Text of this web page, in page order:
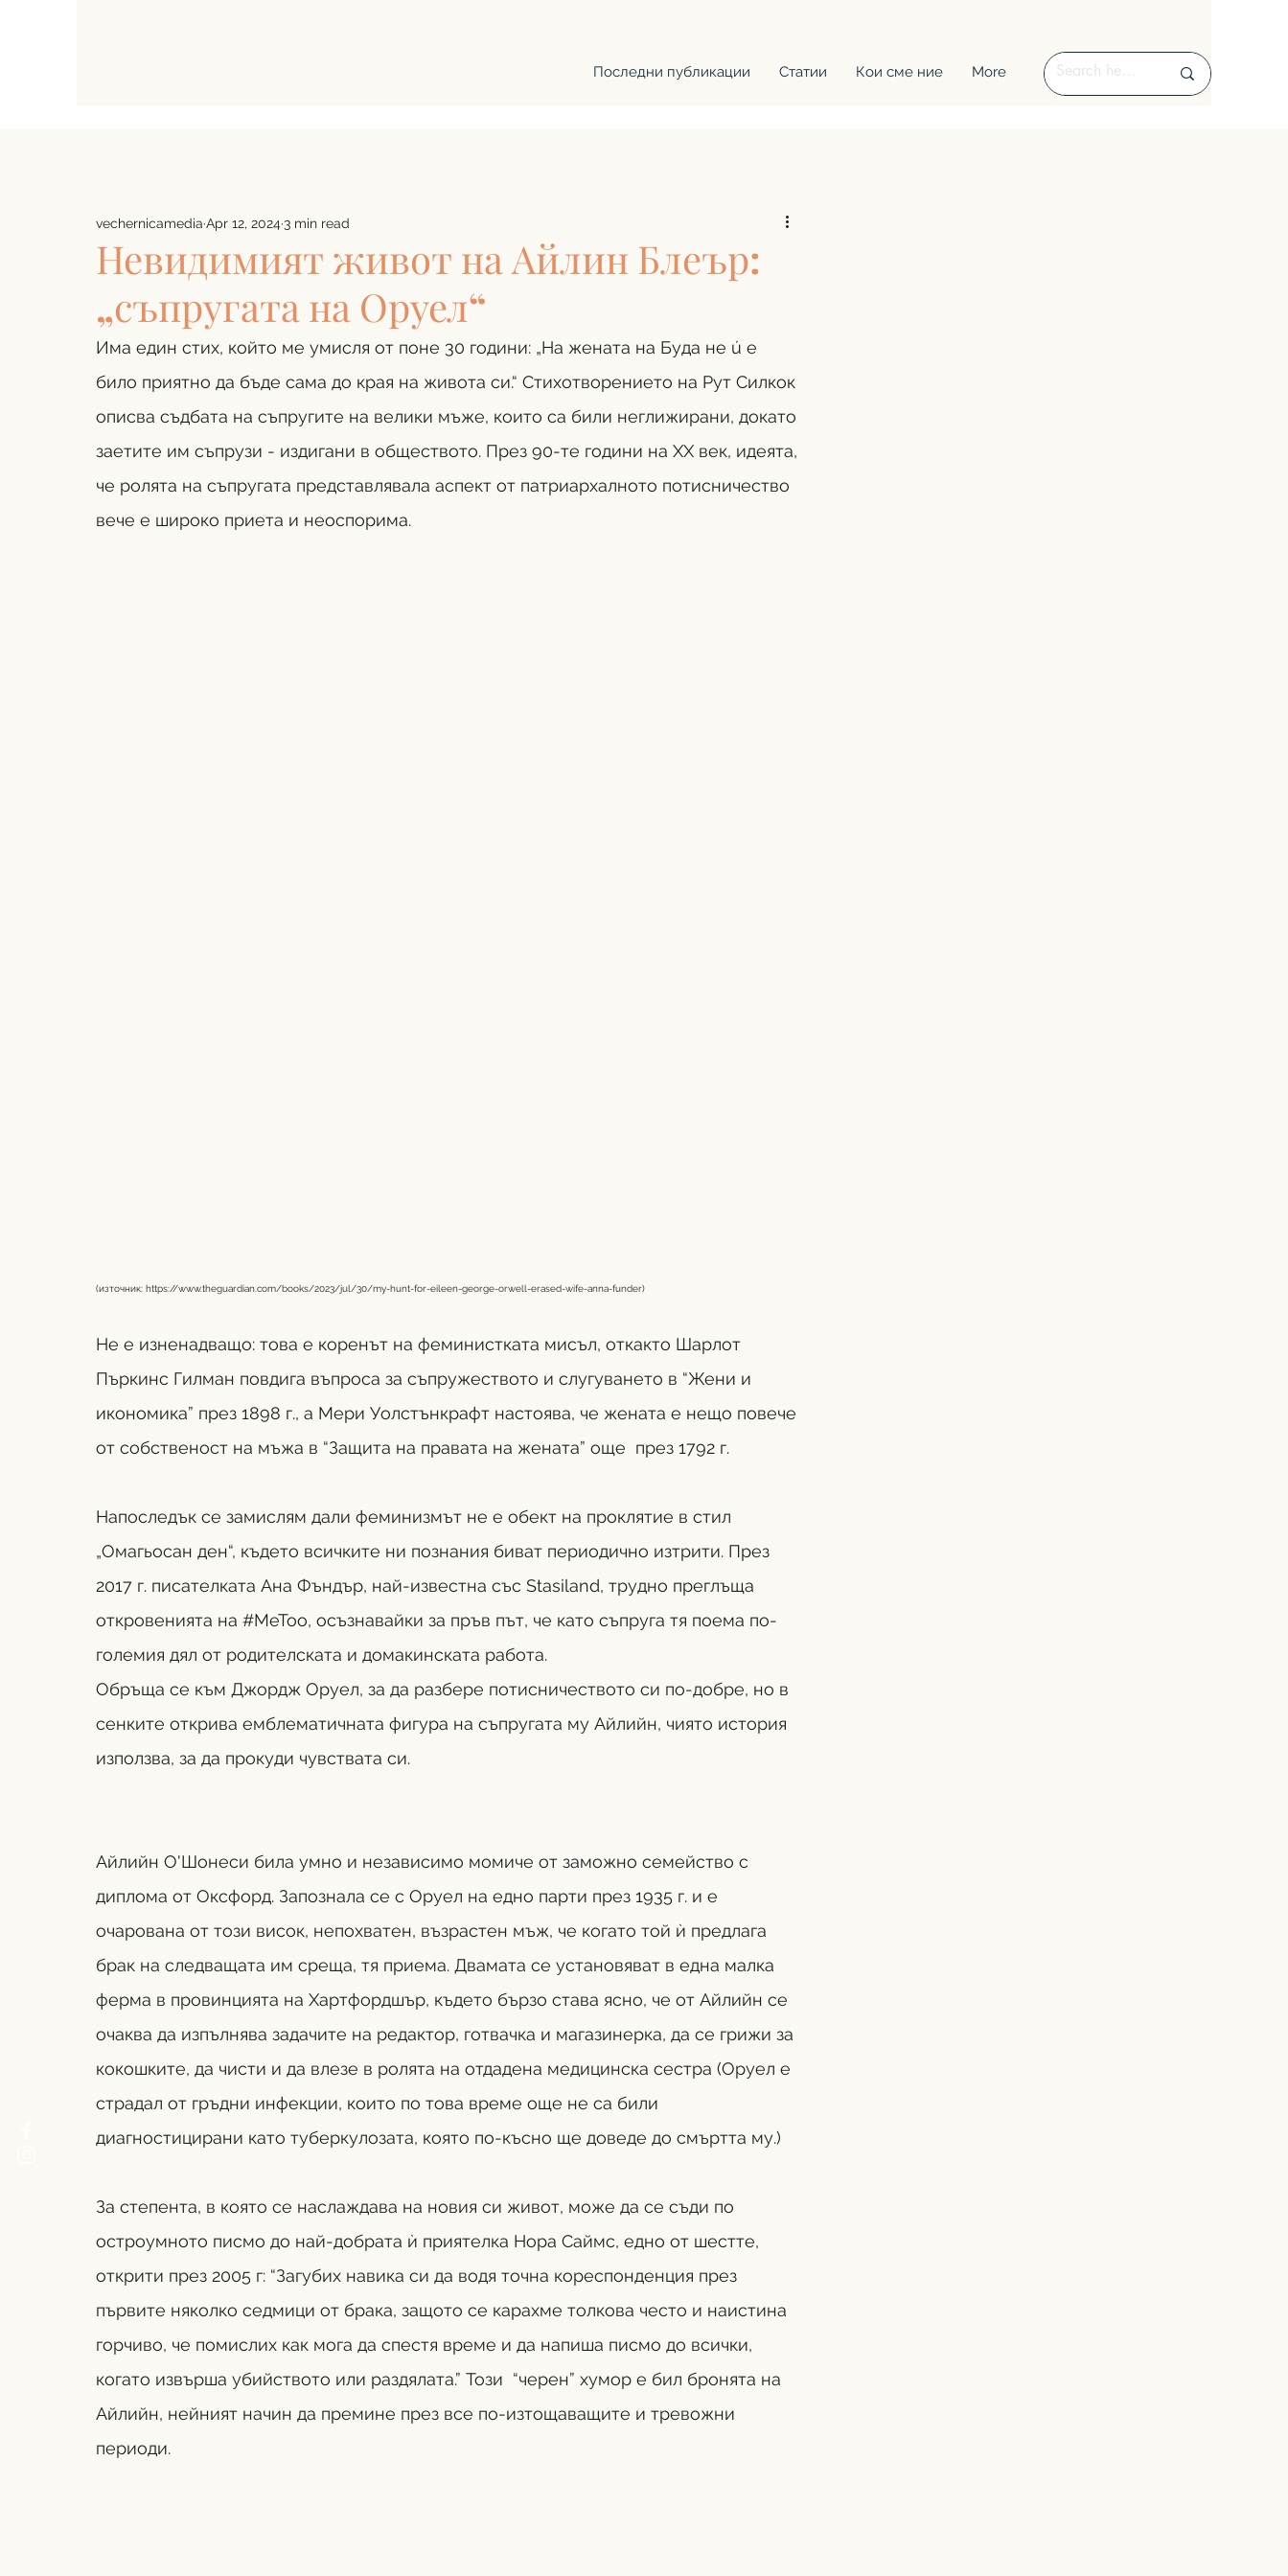
Последни публикации Статии Кои сме ние More
Невидимият живот на Айлин Блеър:
„съпругата на Оруел“
vechernicamedia Apr 12, 2024 3 min read
Има един стих, който ме умисля от поне 30 години: „На жената на Буда не ú е
било приятно да бъде сама до края на живота си.“ Стихотворението на Рут Силкок
описва съдбата на съпругите на велики мъже, които са били неглижирани, докато
заетите им съпрузи - издигани в обществото. През 90-те години на ХХ век, идеята,
че ролята на съпругата представлявала аспект от патриархалното потисничество
вече е широко приета и неоспорима.
(източник: https://www.theguardian.com/books/2023/jul/30/my-hunt-for-eileen-george-orwell-erased-wife-anna-funder)
Не е изненадващо: това е коренът на феминистката мисъл, откакто Шарлот
Пъркинс Гилман повдига въпроса за съпружеството и слугуването в “Жени и
икономика” през 1898 г., а Мери Уолстънкрафт настоява, че жената е нещо повече
от собственост на мъжа в “Защита на правата на жената” още  през 1792 г.
Напоследък се замислям дали феминизмът не е обект на проклятие в стил
„Омагьосан ден“, където всичките ни познания биват периодично изтрити. През
2017 г. писателката Ана Фъндър, най-известна със Stasiland, трудно преглъща
откровенията на #MeToo, осъзнавайки за пръв път, че като съпруга тя поема по-
големия дял от родителската и домакинската работа.
Обръща се към Джордж Оруел, за да разбере потисничеството си по-добре, но в
сенките открива емблематичната фигура на съпругата му Айлийн, чиято история
използва, за да прокуди чувствата си.
Айлийн О'Шонеси била умно и независимо момиче от заможно семейство с
диплома от Оксфорд. Запознала се с Оруел на едно парти през 1935 г. и е
очарована от този висок, непохватен, възрастен мъж, че когато той ѝ предлага
брак на следващата им среща, тя приема. Двамата се установяват в една малка
ферма в провинцията на Хартфордшър, където бързо става ясно, че от Айлийн се
очаква да изпълнява задачите на редактор, готвачка и магазинерка, да се грижи за
кокошките, да чисти и да влезе в ролята на отдадена медицинска сестра (Оруел е
страдал от гръдни инфекции, които по това време още не са били
диагностицирани като туберкулозата, която по-късно ще доведе до смъртта му.)
За степента, в която се наслаждава на новия си живот, може да се съди по
остроумното писмо до най-добрата ѝ приятелка Нора Саймс, едно от шестте,
открити през 2005 г: “Загубих навика си да водя точна кореспонденция през
първите няколко седмици от брака, защото се карахме толкова често и наистина
горчиво, че помислих как мога да спестя време и да напиша писмо до всички,
когато извърша убийството или раздялата.” Този  “черен” хумор е бил бронята на
Айлийн, нейният начин да премине през все по-изтощаващите и тревожни
периоди.